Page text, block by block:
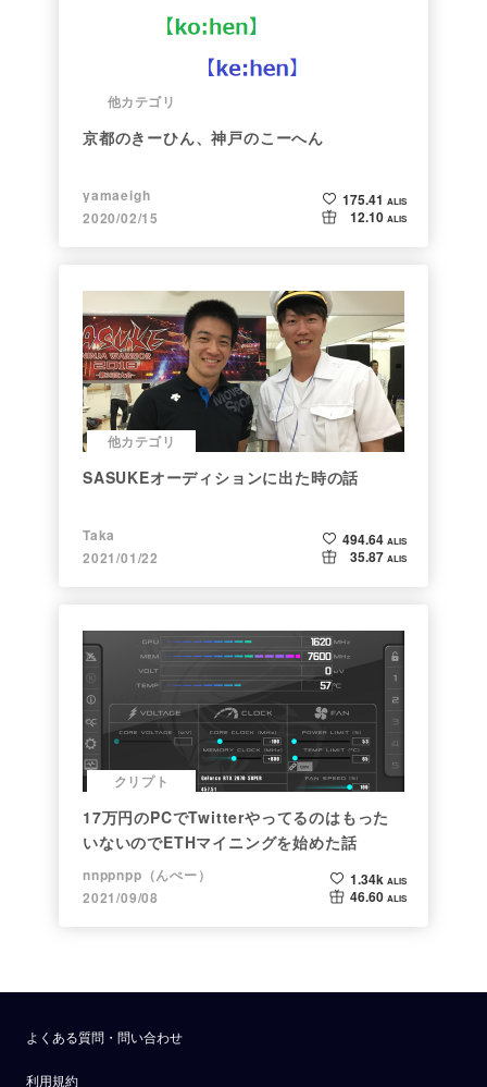
他カテゴリ
京都のきーひん、神戸のこーへん
yamaeigh
2020/02/15
175.41 ALIS
12.10 ALIS
他カテゴリ
SASUKEオーディションに出た時の話
Taka
2021/01/22
494.64 ALIS
35.87 ALIS
クリプト
17万円のPCでTwitterやってるのはもった
いないのでETHマイニングを始めた話
nnppnpp（んぺー）
2021/09/08
1.34k ALIS
46.60 ALIS
よくある質問・問い合わせ
利用規約